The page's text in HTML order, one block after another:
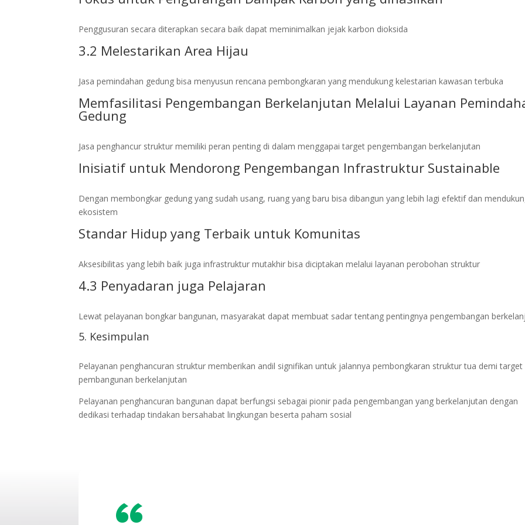
Penggusuran secara diterapkan secara baik dapat meminimalkan jejak karbon dioksida
3.2 Melestarikan Area Hijau
Jasa pemindahan gedung bisa menyusun rencana pembongkaran yang mendukung kelestarian kawasan terbuka
Memfasilitasi Pengembangan Berkelanjutan Melalui Layanan
Gedung
Jasa penghancur struktur memiliki peran penting di dalam menggapai target pengembangan berkelanjutan
Inisiatif untuk Mendorong Pengembangan Infrastruktur Sustainable
Dengan membongkar gedung yang sudah usang, ruang yang baru bisa dibangun yang lebih lagi efektif dan
ekosistem
Standar Hidup yang Terbaik untuk Komunitas
Aksesibilitas yang lebih baik juga infrastruktur mutakhir bisa diciptakan melalui layanan perobohan struktur
4.3 Penyadaran juga Pelajaran
Lewat pelayanan bongkar bangunan, masyarakat dapat membuat sadar tentang pentingnya pengembangan
5. Kesimpulan
Pelayanan penghancuran struktur memberikan andil signifikan untuk jalannya pembongkaran struktur tua demi target
pembangunan berkelanjutan
Pelayanan penghancuran bangunan dapat berfungsi sebagai pionir pada pengembangan yang berkelanjutan dengan
dedikasi terhadap tindakan bersahabat lingkungan beserta paham sosial